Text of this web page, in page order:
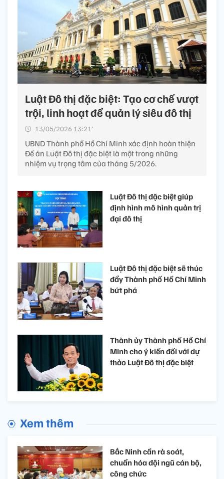
Luật Đô thị đặc biệt: Tạo cơ chế vượt
trội, linh hoạt để quản lý siêu đô thị
13/05/2026 13:21’
UBND Thành phố Hồ Chí Minh xác định hoàn thiện
Đề án Luật Đô thị đặc biệt là một trong những
nhiệm vụ trọng tâm của tháng 5/2026.
Luật Đô thị đặc biệt giúp
định hình mô hình quản trị
đại đô thị
Luật Đô thị đặc biệt sẽ thúc
đẩy Thành phố Hồ Chí Minh
bứt phá
Thành ủy Thành phố Hồ Chí
Minh cho ý kiến đối với dự
thảo Luật Đô thị đặc biệt
Xem thêm
Bắc Ninh cần rà soát,
chuẩn hóa đội ngũ cán bộ,
công chức